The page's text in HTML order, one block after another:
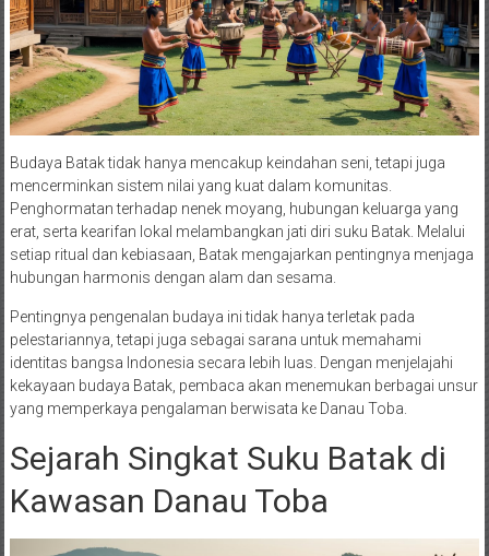
Budaya Batak tidak hanya mencakup keindahan seni, tetapi juga
mencerminkan sistem nilai yang kuat dalam komunitas.
Penghormatan terhadap nenek moyang, hubungan keluarga yang
erat, serta kearifan lokal melambangkan jati diri suku Batak. Melalui
setiap ritual dan kebiasaan, Batak mengajarkan pentingnya menjaga
hubungan harmonis dengan alam dan sesama.
Pentingnya pengenalan budaya ini tidak hanya terletak pada
pelestariannya, tetapi juga sebagai sarana untuk memahami
identitas bangsa Indonesia secara lebih luas. Dengan menjelajahi
kekayaan budaya Batak, pembaca akan menemukan berbagai unsur
yang memperkaya pengalaman berwisata ke Danau Toba.
Sejarah Singkat Suku Batak di
Kawasan Danau Toba